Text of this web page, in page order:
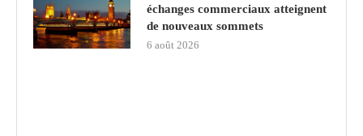
échanges commerciaux atteignent
de nouveaux sommets
6 août 2026